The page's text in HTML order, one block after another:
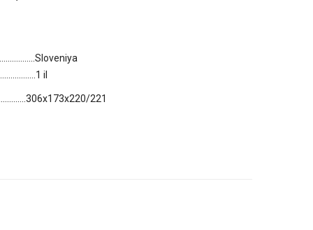
il
221